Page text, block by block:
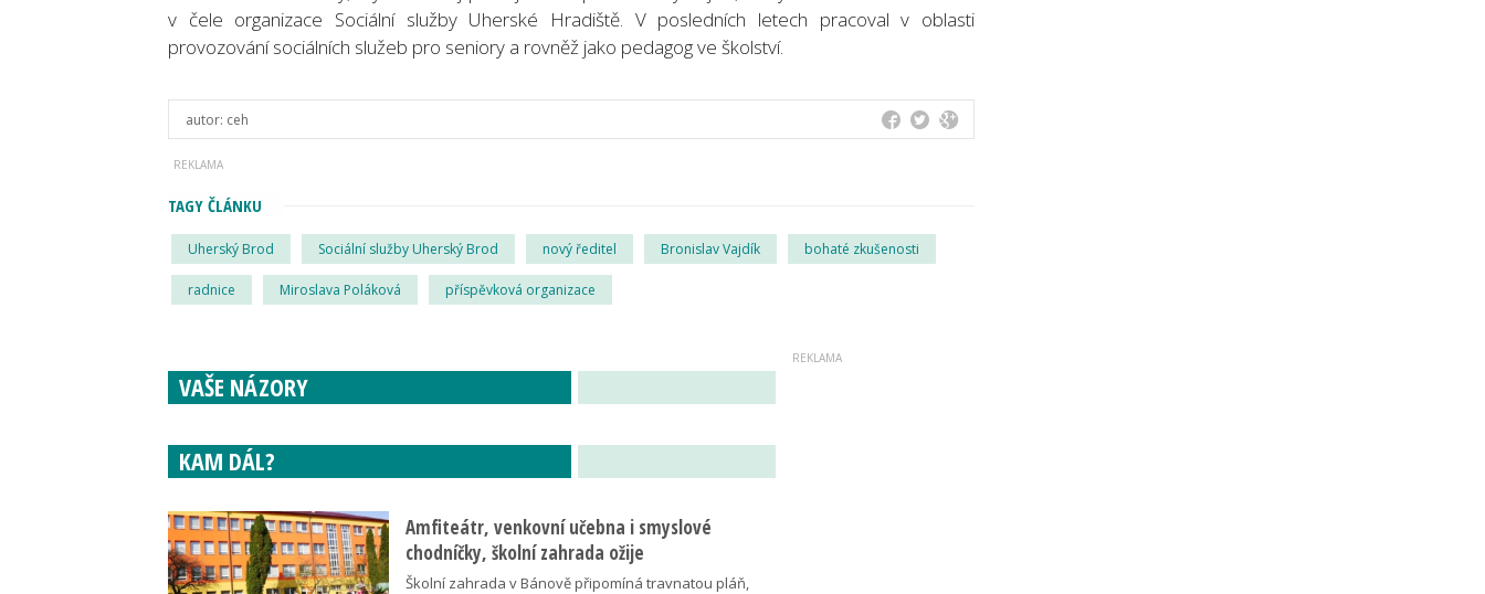
v čele organizace Sociální služby Uherské Hradiště. V posledních letech pracoval v oblasti
provozování sociálních služeb pro seniory a rovněž jako pedagog ve školství.
autor: ceh
TAGY ČLÁNKU
Uherský Brod Sociální služby Uherský Brod nový ředitel Bronislav Vajdík bohaté zkušenosti
radnice Miroslava Poláková příspěvková organizace
VAŠE NÁZORY
KAM DÁL?
Amfiteátr, venkovní učebna i smyslové
chodníčky, školní zahrada ožije
Školní zahrada v Bánově připomíná travnatou pláň,